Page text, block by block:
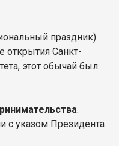
праздник).
открытия Санкт-
этот обычай был
.
с указом Президента